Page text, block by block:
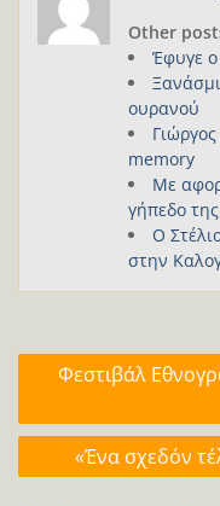
Other
Έφυγε
ουρανού
memory
Με
γήπεδο
Ο
στην
Πλοήγηση
Φεστιβάλ
«Ένα σχεδόν